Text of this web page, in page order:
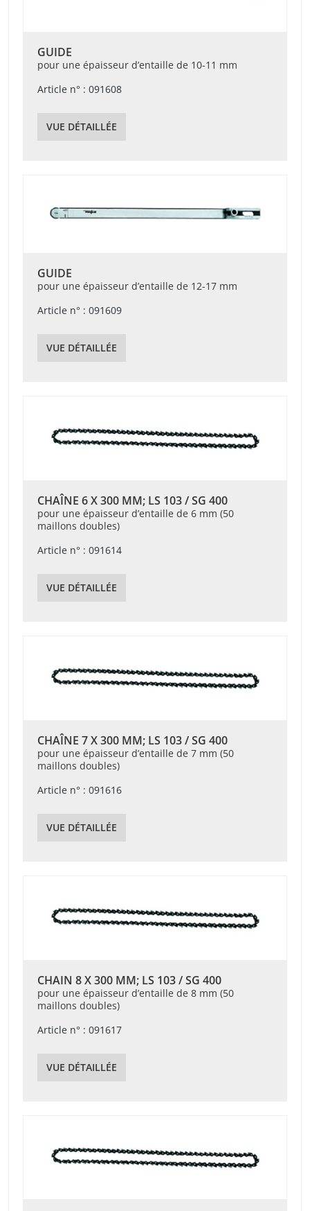
GUIDE
pour une épaisseur d’entaille de 10-11 mm
Article n° : 091608
VUE DÉTAILLÉE
GUIDE
pour une épaisseur d’entaille de 12-17 mm
Article n° : 091609
VUE DÉTAILLÉE
CHAÎNE 6 X 300 MM; LS 103 / SG 400
pour une épaisseur d’entaille de 6 mm (50
maillons doubles)
Article n° : 091614
VUE DÉTAILLÉE
CHAÎNE 7 X 300 MM; LS 103 / SG 400
pour une épaisseur d’entaille de 7 mm (50
maillons doubles)
Article n° : 091616
VUE DÉTAILLÉE
CHAIN 8 X 300 MM; LS 103 / SG 400
pour une épaisseur d’entaille de 8 mm (50
maillons doubles)
Article n° : 091617
VUE DÉTAILLÉE